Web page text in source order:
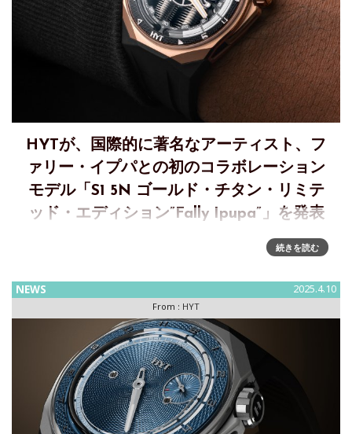
HYTが、国際的に著名なアーティスト、フ
ァリー・イプパとの初のコラボレーション
モデル「S1 5N ゴールド・チタン・リミテ
ッド・エディション”Fally Ipupa”」を発表
HYTがS1 5N ゴールド・チタン・リミテッド・エディショ
ン“Fally Ipupa”を発表～著名なアーティスト、ファリー・イプ
続きを読む
NEWS 2025.4.10
From : HYT